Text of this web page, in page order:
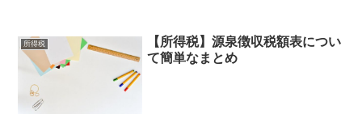
所得税
【所得税】源泉徴収税額表につい
て簡単なまとめ